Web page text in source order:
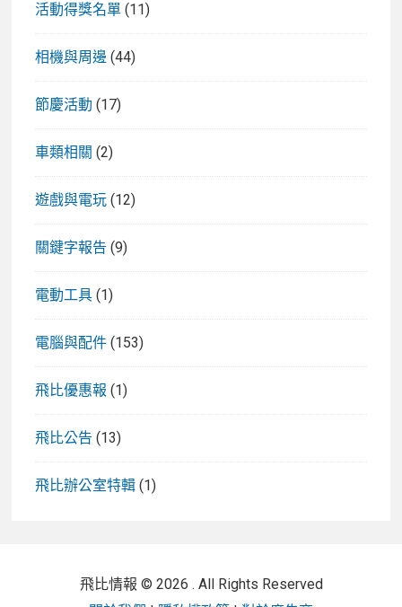
活動得獎名單 (11)
相機與周邊 (44)
節慶活動 (17)
車類相關 (2)
遊戲與電玩 (12)
關鍵字報告 (9)
電動工具 (1)
電腦與配件 (153)
飛比優惠報 (1)
飛比公告 (13)
飛比辦公室特輯 (1)
飛比情報 © 2026 . All Rights Reserved